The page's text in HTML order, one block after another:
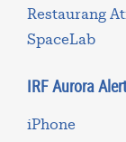
Restaurang
SpaceLab
IRF Aurora Alert
iPhone